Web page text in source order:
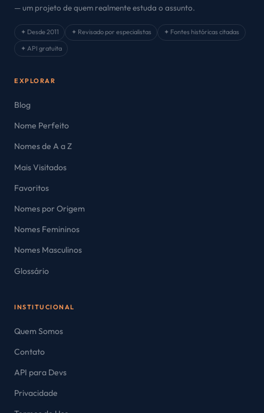
— um projeto de quem realmente estuda o assunto.
✦ Desde 2011 ✦ Revisado por especialistas
✦ Fontes históricas citadas
✦ API gratuita
EXPLORAR
Blog
Nome Perfeito
Nomes de A a Z
Mais Visitados
Favoritos
Nomes por Origem
Nomes Femininos
Nomes Masculinos
Glossário
INSTITUCIONAL
Quem Somos
Contato
API para Devs
Privacidade